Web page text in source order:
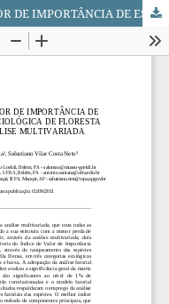
CONSTRUÇÃO DE ÍNDICES DE VALOR DE IMPORTÂNCIA DE ESPÉCIES PARA ANÁLISE FITOSSOCIOLÓGICA DE FLORESTA OMBRÓFILA ATRAVÉS DE ANÁLISE MULTIVARIADA